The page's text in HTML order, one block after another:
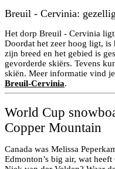
Breuil - Cervinia:
Het dorp Breuil - Cervinia
Doordat het zeer hoog ligt, is
zijn breed en het gebied is
gevorderde skiërs. Tevens
skiën. Meer informatie vind
Breuil-Cervinia.
World Cup
Copper Mountain
Canada was Melissa
Edmonton’s big air, wat